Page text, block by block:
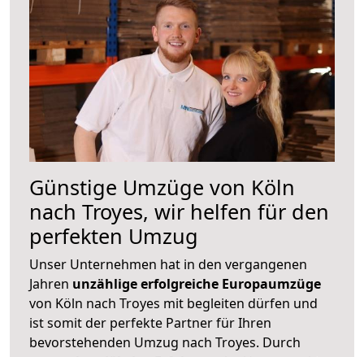
Günstige Umzüge von Köln
nach Troyes, wir helfen für den
perfekten Umzug
Unser Unternehmen hat in den vergangenen
Jahren unzählige erfolgreiche Europaumzüge
von Köln nach Troyes mit begleiten dürfen und
ist somit der perfekte Partner für Ihren
bevorstehenden Umzug nach Troyes. Durch